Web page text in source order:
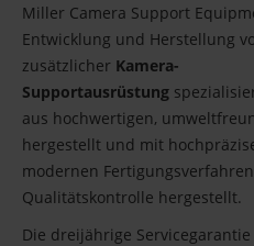
Miller Camera Support
Entwicklung und Herstellung
zusätzlicher Kamera-
Supportausrüstung
aus hochwertigen,
hergestellt und mit
modernen
Qualitätskontrolle hergestellt.
Die dreijährige